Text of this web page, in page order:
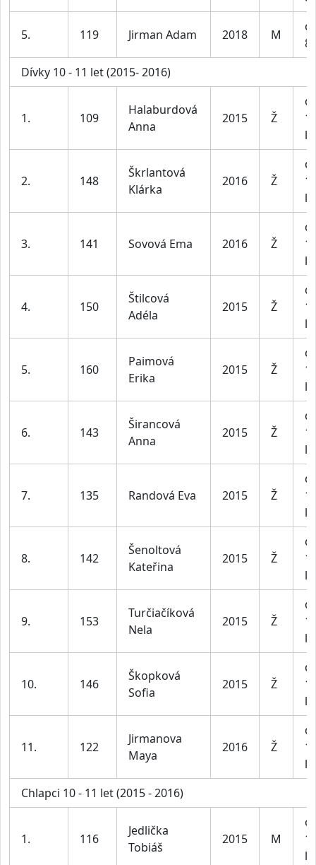
5. 119 Jirman Adam 2018 M
Dívky 10 - 11 let (2015- 2016)
1. 109
Halaburdová
Anna
2015 Ž
2. 148
Škrlantová
Klárka
2016 Ž
3. 141 Sovová Ema 2016 Ž
4. 150
Štilcová
Adéla
2015 Ž
5. 160
Paimová
Erika
2015 Ž
6. 143
Širancová
Anna
2015 Ž
7. 135 Randová Eva 2015 Ž
8. 142
Šenoltová
Kateřina
2015 Ž
9. 153
Turčiačíková
Nela
2015 Ž
10. 146
Škopková
Sofia
2015 Ž
11. 122
Jirmanova
Maya
2016 Ž
Chlapci 10 - 11 let (2015 - 2016)
1. 116
Jedlička
Tobiáš
2015 M